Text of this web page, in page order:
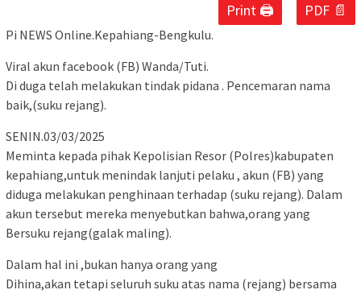
Print 🖨 PDF 📄
Pi NEWS Online.Kepahiang-Bengkulu.
Viral akun facebook (FB) Wanda/Tuti.
Di duga telah melakukan tindak pidana . Pencemaran nama
baik,(suku rejang).
SENIN.03/03/2025
Meminta kepada pihak Kepolisian Resor (Polres)kabupaten
kepahiang,untuk menindak lanjuti pelaku , akun (FB) yang
diduga melakukan penghinaan terhadap (suku rejang). Dalam
akun tersebut mereka menyebutkan bahwa,orang yang
Bersuku rejang(galak maling).
Dalam hal ini ,bukan hanya orang yang
Dihina,akan tetapi seluruh suku atas nama (rejang) bersama